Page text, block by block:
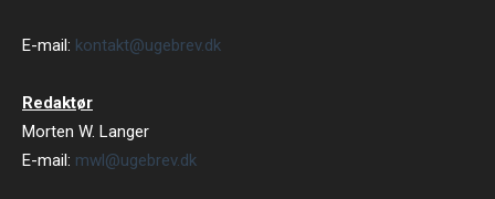
E-mail: kontakt@ugebrev.dk
Redaktør
Morten W. Langer
E-mail: mwl@ugebrev.dk